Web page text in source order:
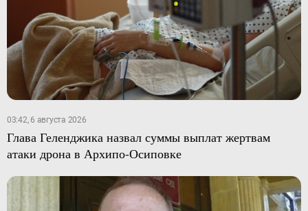
03:42, 6 августа 2026
Глава Геленджика назвал суммы выплат жертвам
атаки дрона в Архипо-Осиповке